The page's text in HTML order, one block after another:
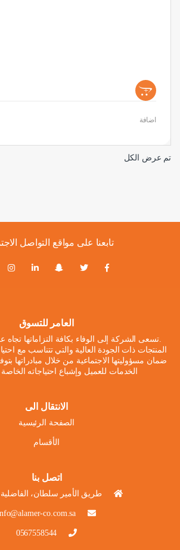
+
اضافة
تم عرض الكل
تابعنا على مواقع التواصل
العامر للتسوق
.تسعى الشركة إلى الوفاء بكافة التزاماتها تجاه
المنتجات ذات الجودة العالية والتي تتناسب مع
ضمان مسؤوليتها الاجتماعية من خلال مبادراتها
الخدمات للعميل وإشباع احتياجاته
الانتقال الى
الصفحة الرئيسية
الأقسام
اتصل بنا
طريق الأمير سلطان،
co.com.sa
0567558544